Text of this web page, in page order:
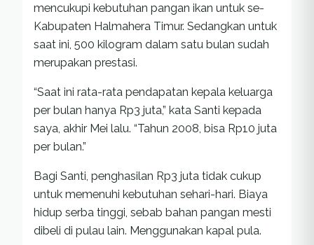
mencukupi kebutuhan pangan ikan untuk se-
Kabupaten Halmahera Timur. Sedangkan untuk
saat ini, 500 kilogram dalam satu bulan sudah
merupakan prestasi.
“Saat ini rata-rata pendapatan kepala keluarga
per bulan hanya Rp3 juta,” kata Santi kepada
saya, akhir Mei lalu. “Tahun 2008, bisa Rp10 juta
per bulan.”
Bagi Santi, penghasilan Rp3 juta tidak cukup
untuk memenuhi kebutuhan sehari-hari. Biaya
hidup serba tinggi, sebab bahan pangan mesti
dibeli di pulau lain. Menggunakan kapal pula.